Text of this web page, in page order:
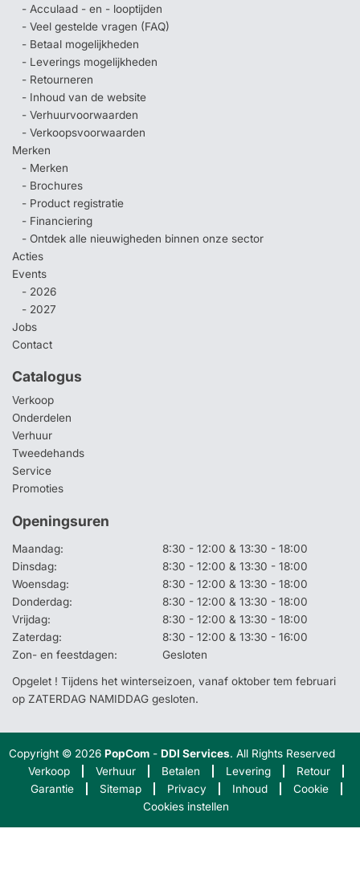
- Acculaad - en - looptijden
- Veel gestelde vragen (FAQ)
- Betaal mogelijkheden
- Leverings mogelijkheden
- Retourneren
- Inhoud van de website
- Verhuurvoorwaarden
- Verkoopsvoorwaarden
Merken
- Merken
- Brochures
- Product registratie
- Financiering
- Ontdek alle nieuwigheden binnen onze sector
Acties
Events
- 2026
- 2027
Jobs
Contact
Catalogus
Verkoop
Onderdelen
Verhuur
Tweedehands
Service
Promoties
Openingsuren
Maandag:
8:30 - 12:00 & 13:30 - 18:00
Dinsdag:
8:30 - 12:00 & 13:30 - 18:00
Woensdag:
8:30 - 12:00 & 13:30 - 18:00
Donderdag:
8:30 - 12:00 & 13:30 - 18:00
Vrijdag:
8:30 - 12:00 & 13:30 - 18:00
Zaterdag:
8:30 - 12:00 & 13:30 - 16:00
Zon- en feestdagen:
Gesloten
Opgelet ! Tijdens het winterseizoen, vanaf oktober tem februari
op ZATERDAG NAMIDDAG gesloten.
Copyright © 2026PopCom -DDI Services. All Rights Reserved
Verkoop
Verhuur Betalen Levering
Retour
Garantie
Sitemap Privacy Inhoud
Cookie
Cookies instellen